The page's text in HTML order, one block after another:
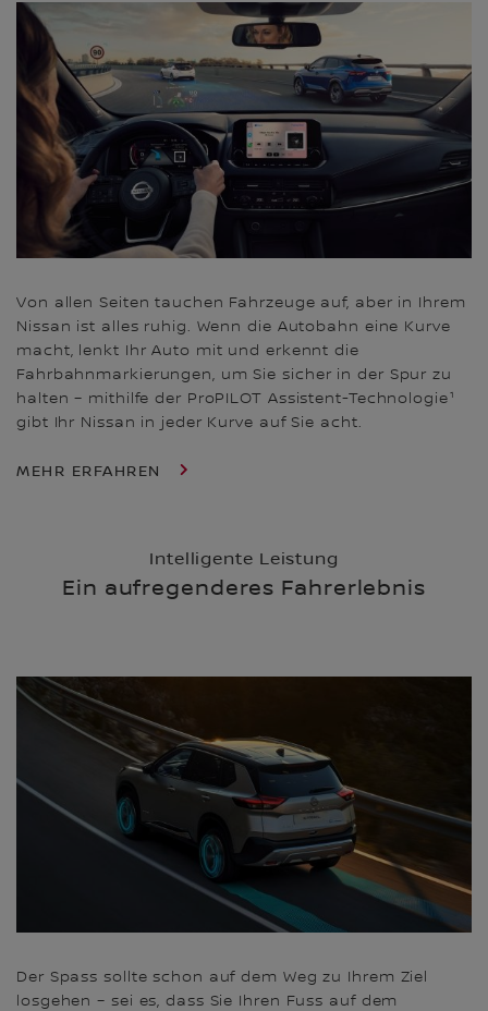
Von allen Seiten tauchen Fahrzeuge auf, aber in Ihrem
Nissan ist alles ruhig. Wenn die Autobahn eine Kurve
macht, lenkt Ihr Auto mit und erkennt die
Fahrbahnmarkierungen, um Sie sicher in der Spur zu
halten – mithilfe der ProPILOT Assistent-Technologie¹
gibt Ihr Nissan in jeder Kurve auf Sie acht.
MEHR ERFAHREN
Intelligente Leistung
Ein aufregenderes Fahrerlebnis
Der Spass sollte schon auf dem Weg zu Ihrem Ziel
losgehen – sei es, dass Sie Ihren Fuss auf dem